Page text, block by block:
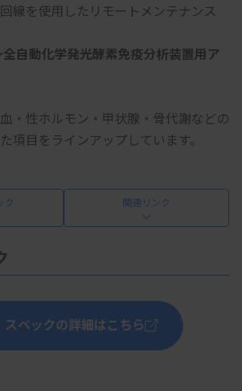
線を使用したリモートメンテナンス
自動化学発光酵素免疫分析装置用ア
・性ホルモン・甲状腺・骨代謝などの
項目をラインアップしています。
ク 関連リンク
スペックの詳細はこちら